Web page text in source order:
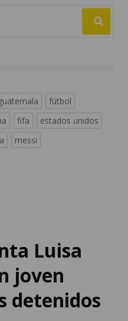
fútbol
fifa
estados unidos
messi
Luisa
joven
detenidos